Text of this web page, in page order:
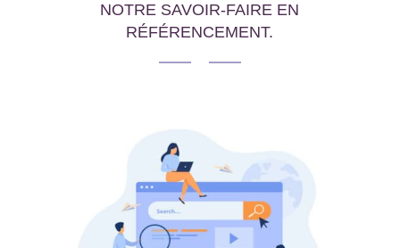
NOTRE SAVOIR-FAIRE EN
RÉFÉRENCEMENT.